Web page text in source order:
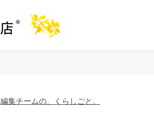
編集チームの、くらしごと。